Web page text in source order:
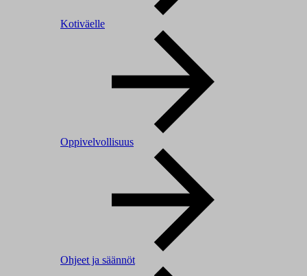
Kotiväelle
Oppivelvollisuus
Ohjeet ja säännöt